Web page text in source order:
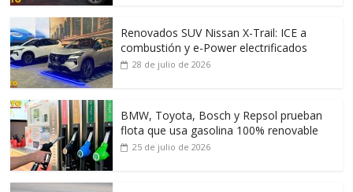
Renovados SUV Nissan X-Trail: ICE a
combustión y e-Power electrificados
28 de julio de 2026
BMW, Toyota, Bosch y Repsol prueban
flota que usa gasolina 100% renovable
25 de julio de 2026